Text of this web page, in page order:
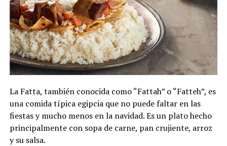
La Fatta, también conocida como “Fattah” o “Fatteh”, es
una comida típica egipcia que no puede faltar en las
fiestas y mucho menos en la navidad. Es un plato hecho
principalmente con sopa de carne, pan crujiente, arroz
y su salsa.